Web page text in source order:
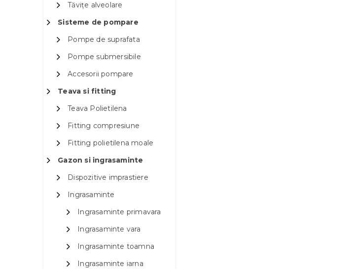
Tăvițe alveolare
Sisteme de pompare
Pompe de suprafata
Pompe submersibile
Accesorii pompare
Teava si fitting
Teava Polietilena
Fitting compresiune
Fitting polietilena moale
Gazon si ingrasaminte
Dispozitive imprastiere
Ingrasaminte
Ingrasaminte primavara
Ingrasaminte vara
Ingrasaminte toamna
Ingrasaminte iarna